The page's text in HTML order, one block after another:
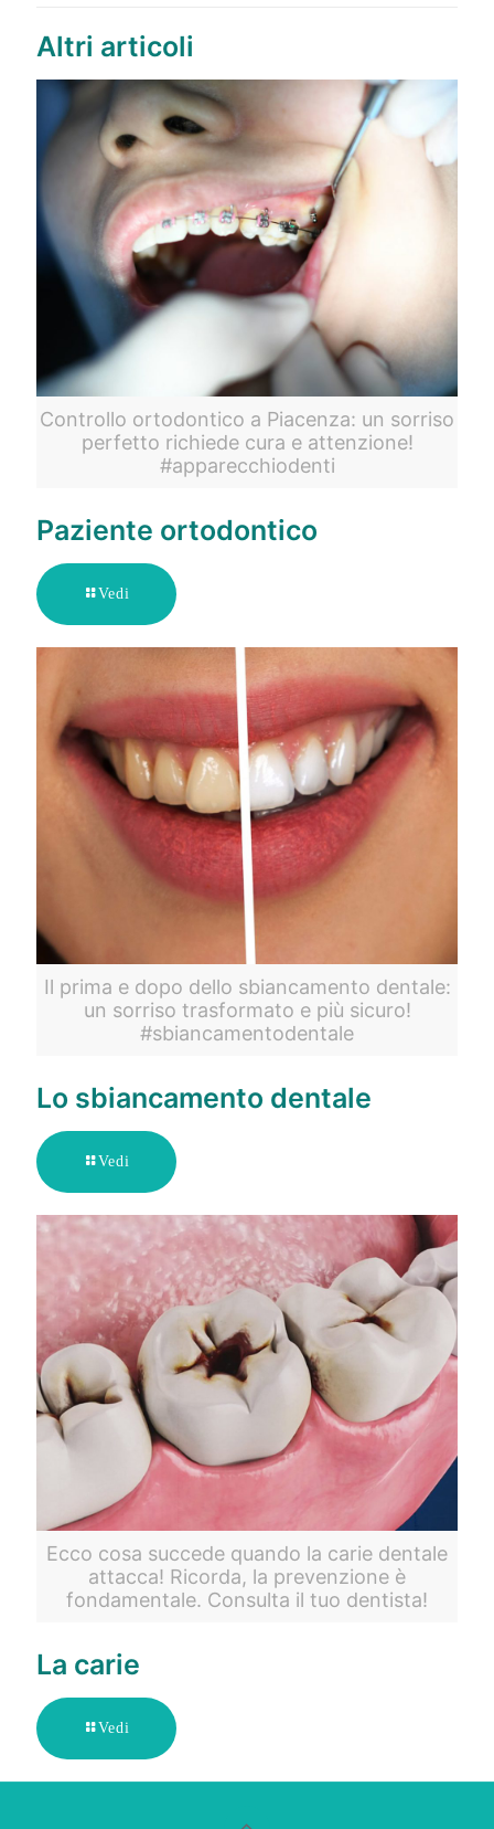
Altri articoli
Controllo ortodontico a Piacenza: un sorriso
perfetto richiede cura e attenzione!
#apparecchiodenti
Paziente ortodontico
Vedi
Il prima e dopo dello sbiancamento dentale:
un sorriso trasformato e più sicuro!
#sbiancamentodentale
Lo sbiancamento dentale
Vedi
Ecco cosa succede quando la carie dentale
attacca! Ricorda, la prevenzione è
fondamentale. Consulta il tuo dentista!
La carie
Vedi